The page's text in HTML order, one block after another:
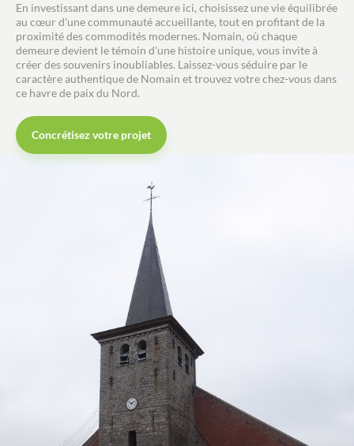
En investissant dans une demeure ici, choisissez une vie équilibrée
au cœur d'une communauté accueillante, tout en profitant de la
proximité des commodités modernes. Nomain, où chaque
demeure devient le témoin d'une histoire unique, vous invite à
créer des souvenirs inoubliables. Laissez-vous séduire par le
caractère authentique de Nomain et trouvez votre chez-vous dans
ce havre de paix du Nord.
Concrétisez votre projet